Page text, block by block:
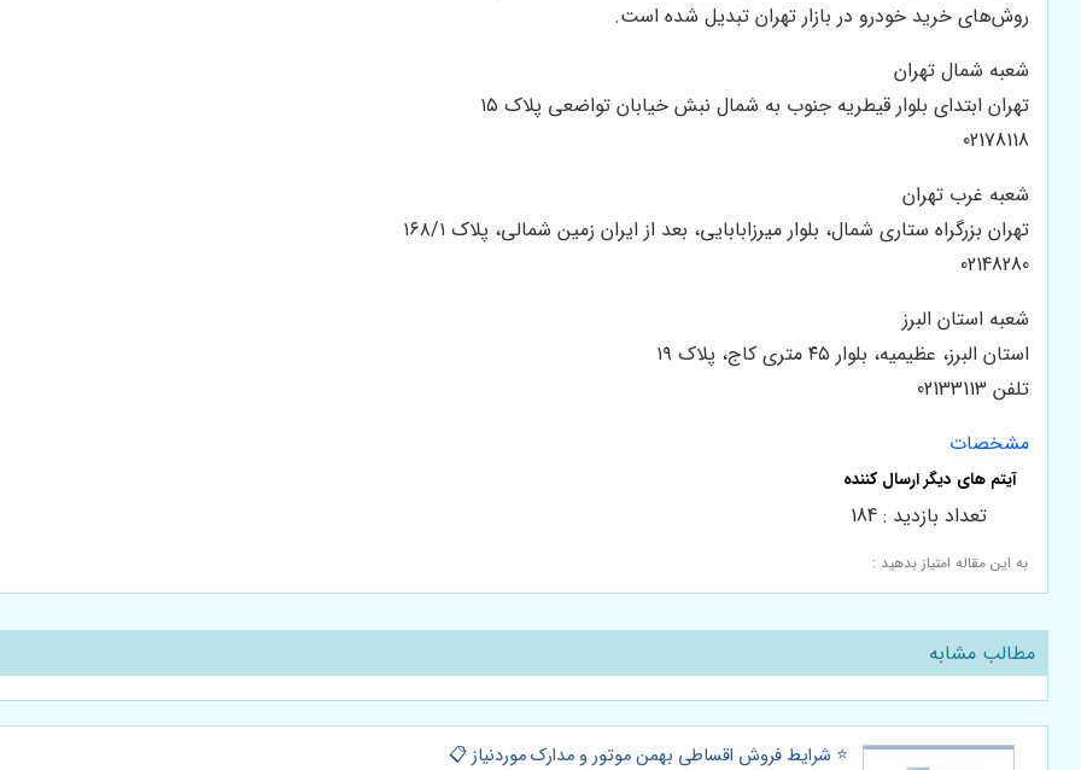
روش‌های خرید خودرو در بازار تهران تبدیل شده است.
شعبه شمال تهران
تهران ابتدای بلوار قیطریه جنوب به شمال نبش خیابان تواضعی پلاک ۱۵
02178118
شعبه غرب تهران
تهران بزرگراه ستاری شمال، بلوار میرزابابایی، بعد از ایران زمین شمالی، پلاک ۱۶۸/۱
02148280
شعبه استان البرز
استان البرز، عظیمیه، بلوار ۴۵ متری کاج، پلاک ۱۹
تلفن 02133113
مشخصات
به این مقاله امتیاز بدهید :
تعداد بازدید : 184
مطالب مشابه
⭐️ شرایط فروش اقساطی بهمن موتور و مدارک موردنیاز 📋